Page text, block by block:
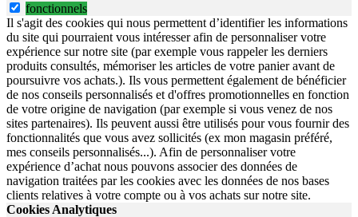
fonctionnels
Il s'agit des cookies qui nous permettent d’identifier les informations
du site qui pourraient vous intéresser afin de personnaliser votre
expérience sur notre site (par exemple vous rappeler les derniers
produits consultés, mémoriser les articles de votre panier avant de
poursuivre vos achats.). Ils vous permettent également de bénéficier
de nos conseils personnalisés et d'offres promotionnelles en fonction
de votre origine de navigation (par exemple si vous venez de nos
sites partenaires). Ils peuvent aussi être utilisés pour vous fournir des
fonctionnalités que vous avez sollicités (ex mon magasin préféré,
mes conseils personnalisés...). Afin de personnaliser votre
expérience d’achat nous pouvons associer des données de
navigation traitées par les cookies avec les données de nos bases
clients relatives à votre compte ou à vos achats sur notre site.
Cookies Analytiques